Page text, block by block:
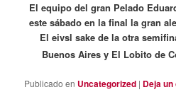
El equipo del gran Pelado
este sábado en la final la gran
El eivsl sake de la otra
Buenos Aires y El Lobito de
Publicado en Uncategorized | Deja